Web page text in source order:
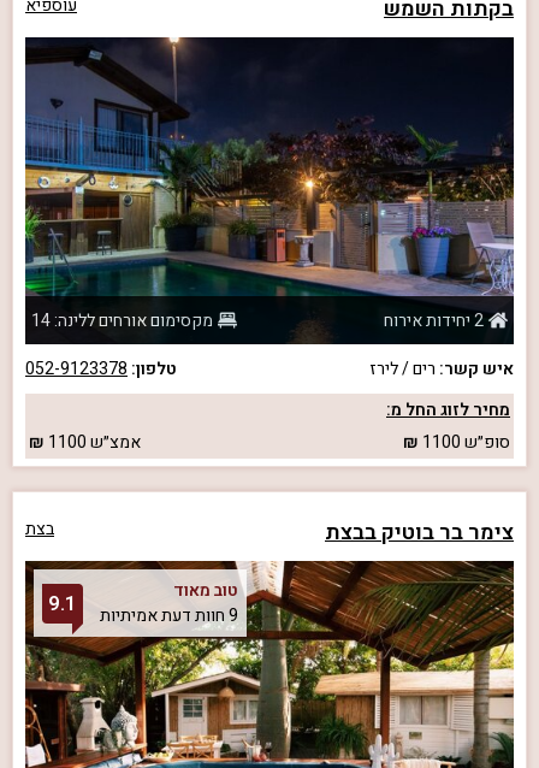
בקתות השמש עוספיא
2 יחידות אירוח
מקסימום אורחים ללינה: 14
איש קשר: רים / לירז טלפון: 052-9123378
מחיר לזוג החל מ:
סופ״ש1100 אמצ״ש1100
צימר בר בוטיק בבצת בצת
טוב מאוד
9 חוות דעת אמיתיות
9.1